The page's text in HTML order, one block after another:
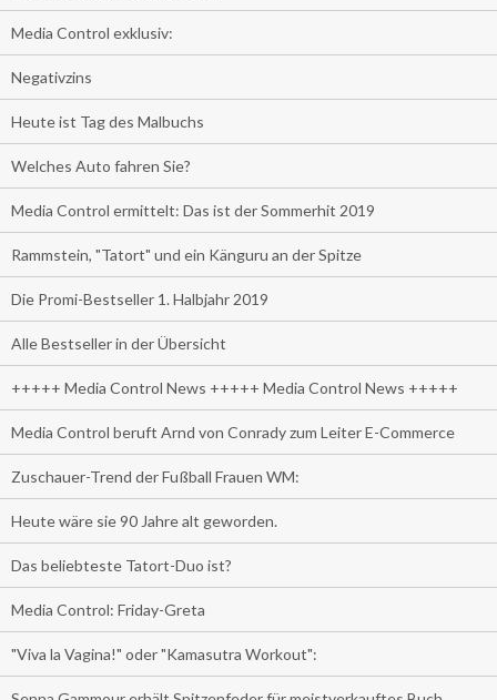
Media Control exklusiv:
Negativzins
Heute ist Tag des Malbuchs
Welches Auto fahren Sie?
Media Control ermittelt: Das ist der Sommerhit 2019
Rammstein, "Tatort" und ein Känguru an der Spitze
Die Promi-Bestseller 1. Halbjahr 2019
Alle Bestseller in der Übersicht
+++++ Media Control News +++++ Media Control News +++++
Media Control beruft Arnd von Conrady zum Leiter E-Commerce
Zuschauer-Trend der Fußball Frauen WM:
Heute wäre sie 90 Jahre alt geworden.
Das beliebteste Tatort-Duo ist?
Media Control: Friday-Greta
"Viva la Vagina!" oder "Kamasutra Workout":